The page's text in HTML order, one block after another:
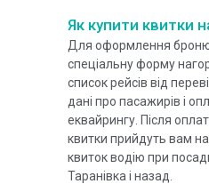
Як купити квитки
Для оформлення
спеціальну форму
список рейсів від
дані про пасажирів і
еквайрингу. Після
квитки прийдуть вам
квиток водію при
Таранівка і назад.